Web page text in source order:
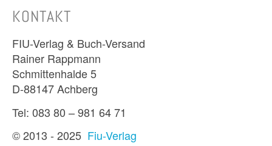
KONTAKT
FIU-Verlag & Buch-Versand
Rainer Rappmann
Schmittenhalde 5
D-88147 Achberg
Tel: 083 80 – 981 64 71
© 2013 - 2025 Fiu-Verlag